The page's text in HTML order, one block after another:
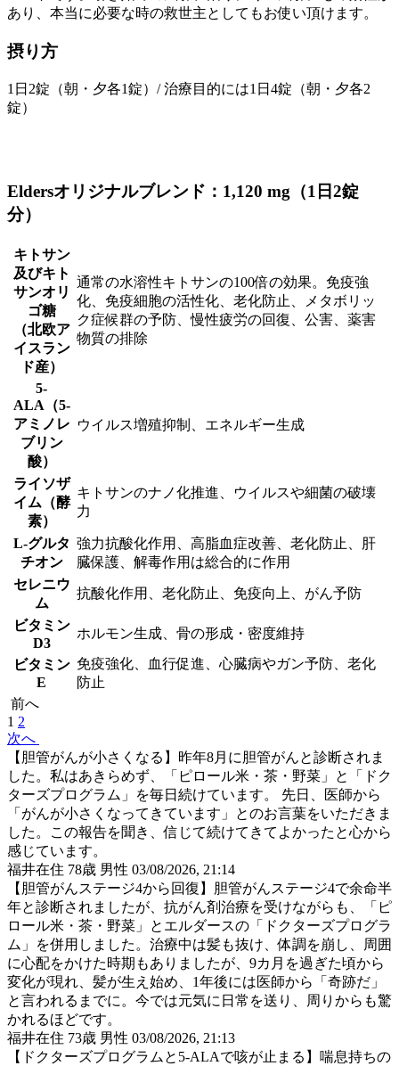
あり、本当に必要な時の救世主としてもお使い頂けます。
摂り方
1日2錠（朝・夕各1錠）/ 治療目的には1日4錠（朝・夕各2
錠）
Eldersオリジナルブレンド：1,120 mg（1日2錠
分）
キトサン
及びキト
サンオリ
ゴ糖
（北欧ア
イスラン
ド産）
通常の水溶性キトサンの100倍の効果。免疫強
化、免疫細胞の活性化、老化防止、メタボリッ
ク症候群の予防、慢性疲労の回復、公害、薬害
物質の排除
5-
ALA（5-
アミノレ
ブリン
酸）
ウイルス増殖抑制、エネルギー生成
ライソザ
イム（酵
素）
キトサンのナノ化推進、ウイルスや細菌の破壊
力
L-グルタ
チオン
強力抗酸化作用、高脂血症改善、老化防止、肝
臓保護、解毒作用は総合的に作用
セレニウ
ム
抗酸化作用、老化防止、免疫向上、がん予防
ビタミン
D3
ホルモン生成、骨の形成・密度維持
ビタミン
E
免疫強化、血行促進、心臓病やガン予防、老化
防止
前へ
1 2
次へ
【胆管がんが小さくなる】昨年8月に胆管がんと診断されま
した。私はあきらめず、「ピロール米・茶・野菜」と「ドク
ターズプログラム」を毎日続けています。 先日、医師から
「がんが小さくなってきています」とのお言葉をいただきま
した。この報告を聞き、信じて続けてきてよかったと心から
感じています。
福井在住 78歳 男性 03/08/2026, 21:14
【胆管がんステージ4から回復】胆管がんステージ4で余命半
年と診断されましたが、抗がん剤治療を受けながらも、「ピ
ロール米・茶・野菜」とエルダースの「ドクターズプログラ
ム」を併用しました。治療中は髪も抜け、体調を崩し、周囲
に心配をかけた時期もありましたが、9カ月を過ぎた頃から
変化が現れ、髪が生え始め、1年後には医師から「奇跡だ」
と言われるまでに。今では元気に日常を送り、周りからも驚
かれるほどです。
福井在住 73歳 男性 03/08/2026, 21:13
【ドクターズプログラムと5-ALAで咳が止まる】喘息持ちの